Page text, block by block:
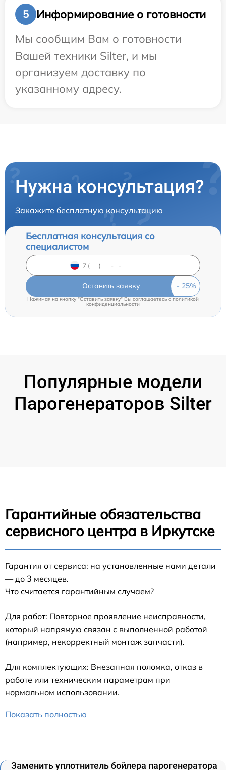
5
Информирование о готовности
Мы сообщим Вам о готовности
Вашей техники Silter, и мы
организуем доставку по
указанному адресу.
Нужна консультация?
Закажите бесплатную консультацию
Бесплатная консультация со
специалистом
Оставить заявку
Нажимая на кнопку "Оставить заявку" Вы соглашаетесь c политикой
конфиденциальности
Популярные модели
Парогенераторов Silter
Гарантийные обязательства
сервисного центра в Иркутске
Гарантия от сервиса: на установленные нами детали
— до 3 месяцев.
Что считается гарантийным случаем?
Для работ: Повторное проявление неисправности,
который напрямую связан с выполненной работой
(например, некорректный монтаж запчасти).
Для комплектующих: Внезапная поломка, отказ в
работе или техническим параметрам при
нормальном использовании.
Показать полностью
Заменить уплотнитель бойлера парогенератора